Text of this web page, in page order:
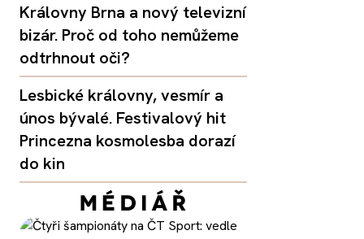
Královny Brna a nový televizní
bizár. Proč od toho nemůžeme
odtrhnout oči?
Lesbické královny, vesmír a
únos bývalé. Festivalový hit
Princezna kosmolesba dorazí
do kin